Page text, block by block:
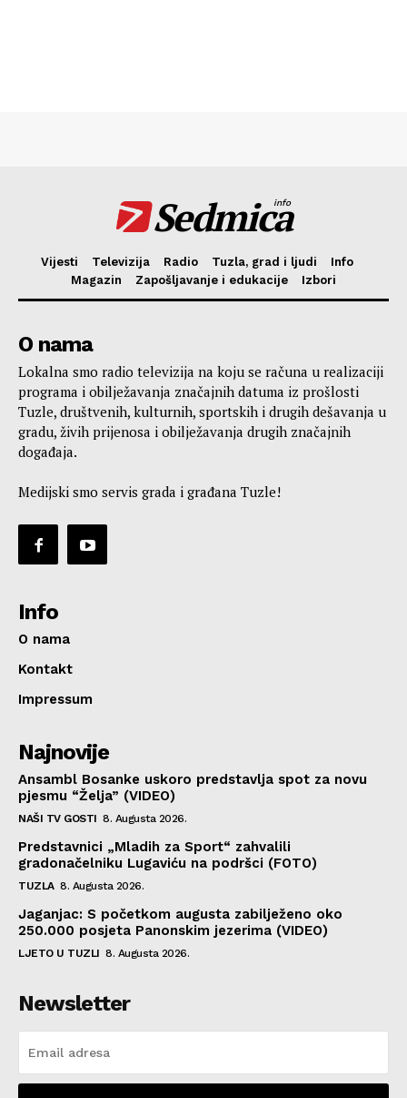
Sedmica
info
Vijesti Televizija Radio Tuzla, grad i ljudi
Info
Magazin
Zapošljavanje i edukacije Izbori
O nama
Lokalna smo radio televizija na koju se računa u realizaciji
programa i obilježavanja značajnih datuma iz prošlosti
Tuzle, društvenih, kulturnih, sportskih i drugih dešavanja u
gradu, živih prijenosa i obilježavanja drugih značajnih
događaja.
Medijski smo servis grada i građana Tuzle!
Info
O nama
Kontakt
Impressum
Najnovije
Ansambl Bosanke uskoro predstavlja spot za novu
pjesmu “Želja” (VIDEO)
NAŠI TV GOSTI 8. Augusta 2026.
Predstavnici „Mladih za Sport“ zahvalili
gradonačelniku Lugaviću na podršci (FOTO)
TUZLA 8. Augusta 2026.
Jaganjac: S početkom augusta zabilježeno oko
250.000 posjeta Panonskim jezerima (VIDEO)
LJETO U TUZLI 8. Augusta 2026.
Newsletter